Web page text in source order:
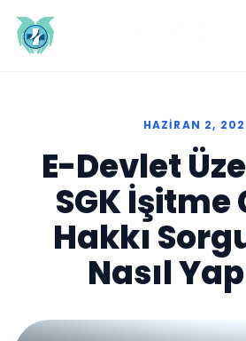
HAZIRAN 2,
E-Devlet
SGK İşitme
Hakkı
Nasıl